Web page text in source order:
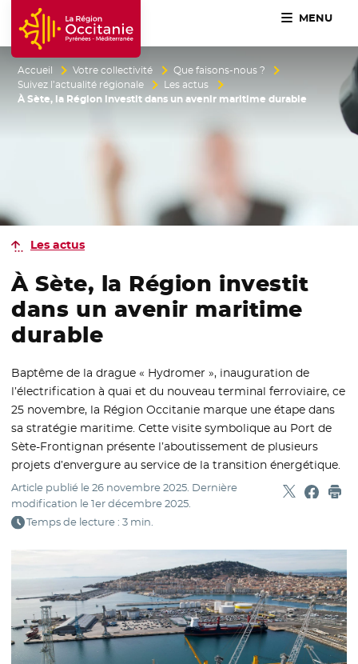
Accueil Région Occitanie / Pyrénées-Méditerranée
MENU
Accueil Votre collectivité
Que faisons-nous ?
Suivez l’actualité régionale
Les actus
À Sète, la Région investit dans un avenir maritime durable
Les actus
À Sète, la Région investit
dans un avenir maritime
durable
Baptême de la drague « Hydromer », inauguration de
l’électrification à quai et du nouveau terminal ferroviaire, ce
25 novembre, la Région Occitanie marque une étape dans
sa stratégie maritime. Cette visite symbolique au Port de
Sète-Frontignan présente l’aboutissement de plusieurs
projets d’envergure au service de la transition énergétique.
Article publié le26 novembre 2025. Dernière
modification le1er décembre 2025.
Temps de lecture : 3 min.
Partager
- Nouvelle
-